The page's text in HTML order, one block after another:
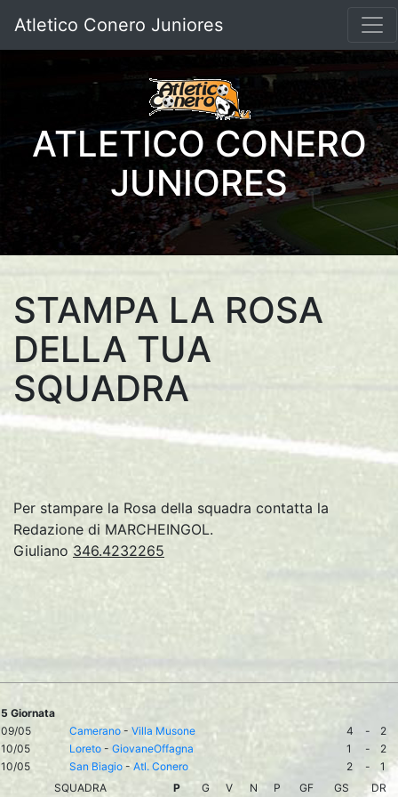
Atletico Conero Juniores
ATLETICO CONERO
JUNIORES
STAMPA LA ROSA
DELLA TUA
SQUADRA
Per stampare la Rosa della squadra contatta la
Redazione di MARCHEINGOL.
Giuliano 346.4232265
5 Giornata
09/05
Camerano- Villa Musone 4 -
2
10/05
Loreto - GiovaneOffagna 1 -
2
10/05
San Biagio - Atl. Conero 2 -
1
SQUADRA
P G V N P GF GS DR